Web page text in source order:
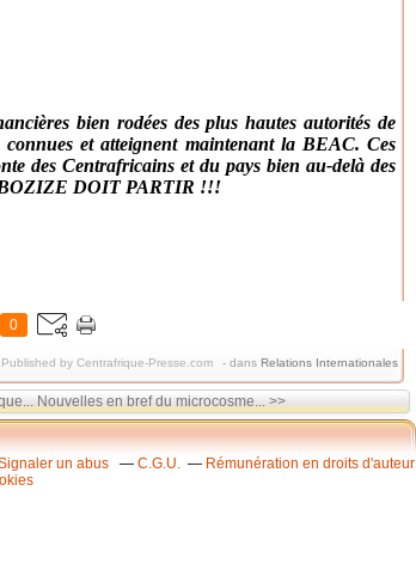
bien rodées des plus hautes autorités de
et atteignent maintenant la BEAC. Ces
des Centrafricains et du pays bien au-delà des
BOZIZE DOIT PARTIR !!!
0
Published by Centrafrique-Presse.com - dans Relations Internationales
Nouvelles en bref du microcosme... >>
un abus C.G.U. Rémunération en droits d'auteur